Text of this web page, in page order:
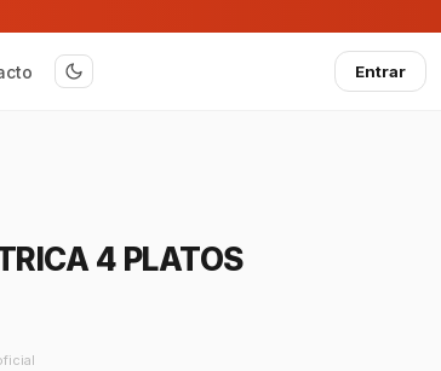
Entrar
4 PLATOS